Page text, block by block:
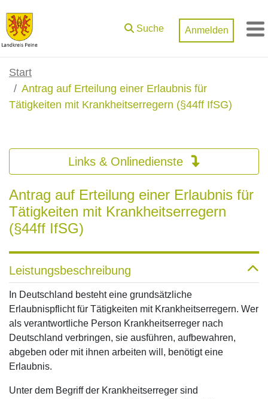
Zum Hauptinhalt springen
Suche Anmelden
Start
Antrag auf Erteilung einer Erlaubnis für
Tätigkeiten mit Krankheitserregern (§44ff IfSG)
Links & Onlinedienste
Antrag auf Erteilung einer Erlaubnis für
Tätigkeiten mit Krankheitserregern
(§44ff IfSG)
Leistungsbeschreibung
In Deutschland besteht eine grundsätzliche
Erlaubnispflicht für Tätigkeiten mit Krankheitserregern. Wer
als verantwortliche Person Krankheitserreger nach
Deutschland verbringen, sie ausführen, aufbewahren,
abgeben oder mit ihnen arbeiten will, benötigt eine
Erlaubnis.
Unter dem Begriff der Krankheitserreger sind